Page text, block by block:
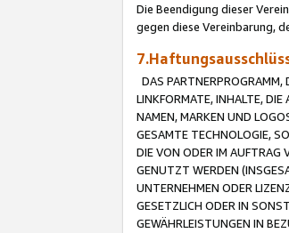
Die Beendigung dieser
gegen diese Vereinbarung,
DAS
LINKFORMATE, INHALTE,
NAMEN, MARKEN UND
GESAMTE TECHNOLOGIE,
DIE VON ODER IM AUFTRAG
GENUTZT WERDEN
UNTERNEHMEN ODER
GESETZLICH ODER IN
GEWÄHRLEISTUNGEN IN